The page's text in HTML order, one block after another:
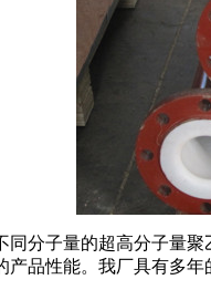
子量的超高分子量聚
品性能。我厂具有多